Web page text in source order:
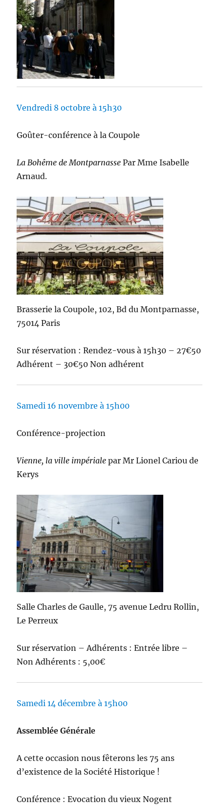
Vendredi 8 octobre à 15h30
Goûter-conférence à la Coupole
La Bohême de Montparnasse Par Mme Isabelle
Arnaud.
Brasserie la Coupole, 102, Bd du Montparnasse,
75014 Paris
Sur réservation : Rendez-vous à 15h30 – 27€50
Adhérent – 30€50 Non adhérent
Samedi 16 novembre à 15h00
Conférence-projection
Vienne, la ville impériale par Mr Lionel Cariou de
Kerys
Salle Charles de Gaulle, 75 avenue Ledru Rollin,
Le Perreux
Sur réservation – Adhérents : Entrée libre –
Non Adhérents : 5,00€
Samedi 14 décembre à 15h00
Assemblée Générale
A cette occasion nous fêterons les 75 ans
d’existence de la Société Historique !
Conférence : Evocation du vieux Nogent